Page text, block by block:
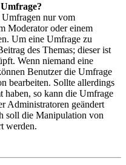
nur vom
Moderator oder einem
Um eine Umfrage zu
des Themas; dieser ist
Wenn niemand eine
Benutzer die Umfrage
bearbeiten. Sollte allerdings
haben, so kann die Umfrage
Administratoren geändert
soll die Manipulation von
werden.